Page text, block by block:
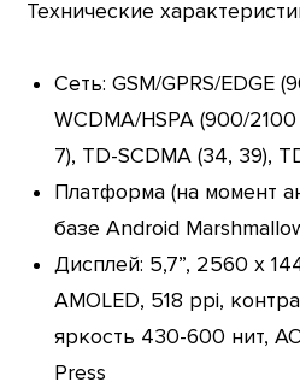
Технические
Сеть: GSM/GPRS/EDGE
WCDMA/HSPA (900/
7), TD-SCDMA (34, 39),
Платформа (на момент
базе Android
Дисплей: 5,7”, 2560 х
AMOLED, 518 ppi,
яркость 430-600 нит,
Press